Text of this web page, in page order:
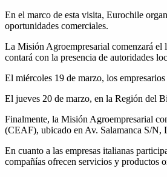
En el marco de esta visita, Eurochile
oportunidades comerciales.
La Misión Agroempresarial comenzará el
contará con la presencia de autoridades
El miércoles 19 de marzo, los
El jueves 20 de marzo, en la Región del
Finalmente, la Misión Agroempresarial
(CEAF), ubicado en Av. Salamanca S/N,
En cuanto a las empresas italianas
compañías ofrecen servicios y productos